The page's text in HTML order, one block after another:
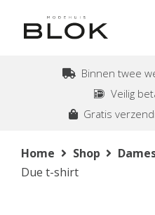
Binnen twee
Veilig
Gratis
Home Shop
Due t-shirt